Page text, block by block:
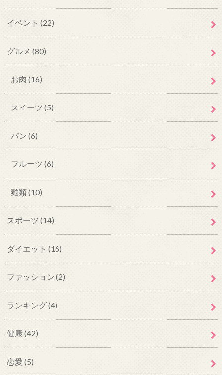
イベント (22)
グルメ (80)
お肉 (16)
スイーツ (5)
パン (6)
フルーツ (6)
麺類(10)
スポーツ (14)
ダイエット (16)
ファッション (2)
ランキング(4)
健康(42)
恋愛 (5)